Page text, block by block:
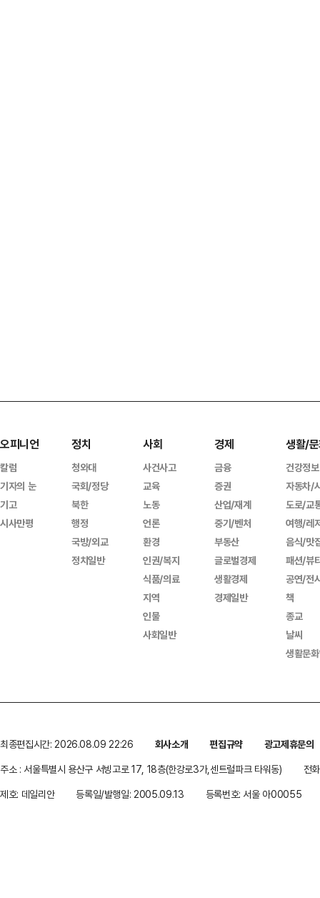
오피니언
칼럼
기자의 눈
기고
시사만평
정치
청와대
국회/정당
북한
행정
국방/외교
정치일반
사회
사건사고
교육
노동
언론
환경
인권/복지
식품/의료
지역
인물
사회일반
경제
금융
증권
산업/재계
중기/벤처
부동산
글로벌경제
생활경제
경제일반
생활/
건강정보
자동차/
도로/교
여행/레
음식/맛
패션/뷰
공연/전
책
종교
날씨
생활문
최종편집시간: 2026.08.09 22:26 회사소개 편집규약
광고제휴문의
주소 : 서울특별시 용산구 서빙고로 17, 18층(한강로3가,센트럴파크 타워동)
전
제호: 데일리안
등록일/발행일: 2005.09.13 등록번호: 서울 아00055